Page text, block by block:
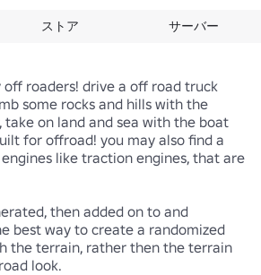
ストア サーバー
roaders! drive a off road truck
some rocks and hills with the
take on land and sea with the boat
for offroad! you may also find a
like traction engines, that are
best way to create a randomized
the terrain, rather then the terrain
look.